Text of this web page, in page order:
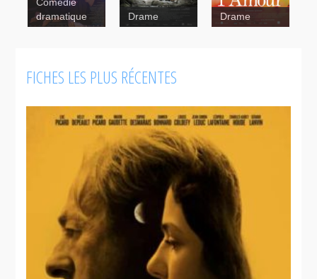
Le
mirage
Comédie
dramatique
La garde
Drame 1er amour
Drame
FICHES LES PLUS RÉCENTES